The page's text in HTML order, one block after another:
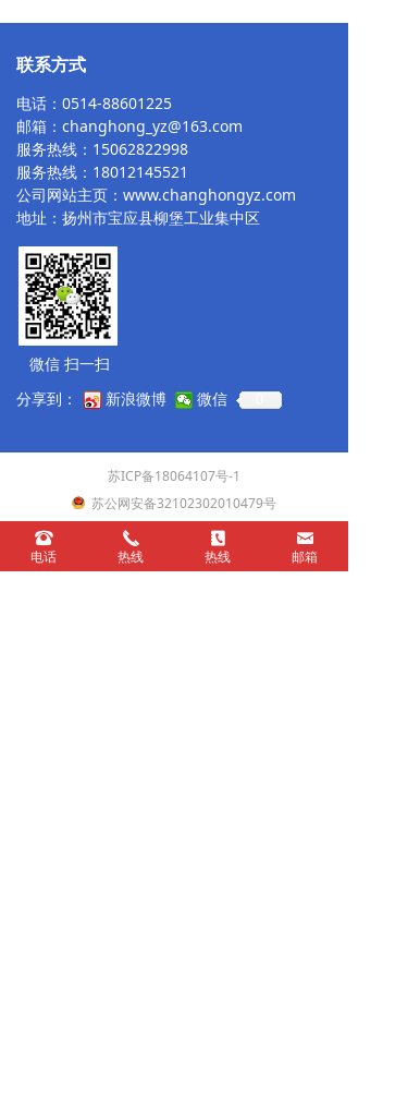
联系方式
电话：0514-88601225
邮箱：changhong_yz@163.com
服务热线：15062822998
服务热线：18012145521
公司网站主页：www.changhongyz.com
地址：扬州市宝应县柳堡工业集中区
分享到： 新浪微博 微信
微信 扫一扫
뀰
电话
끅
热线
끐
热线
낂
邮箱
苏ICP备18064107号-1
苏公网安备32102302010479号
本网站由阿里云提供云计算及安全服务
本网站支持
IPv6